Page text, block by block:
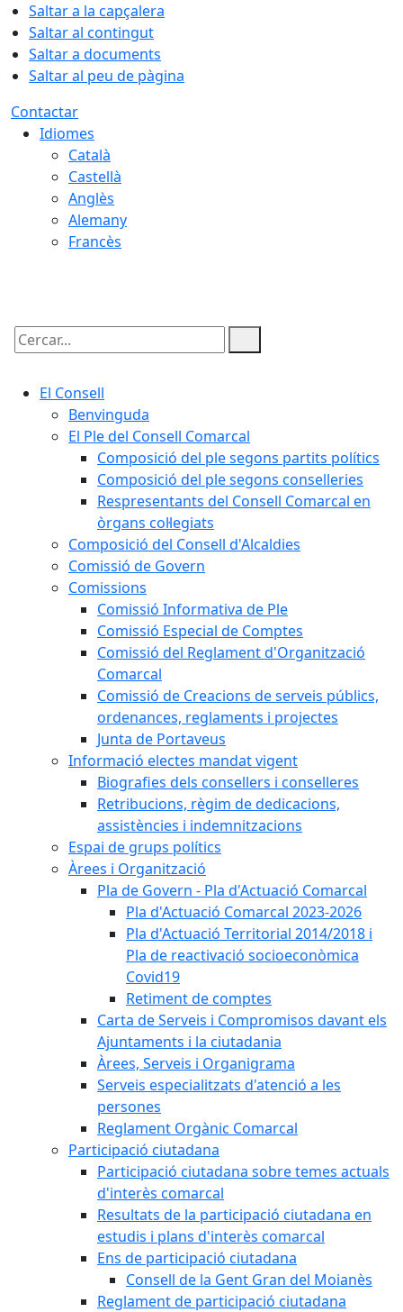
Saltar a la capçalera
Saltar al contingut
Saltar a documents
Saltar al peu de pàgina
Contactar
Idiomes
Català
Castellà
Anglès
Alemany
Francès
Cercar:
El Consell
Benvinguda
El Ple del Consell Comarcal
Composició del ple segons partits polítics
Composició del ple segons conselleries
Respresentants del Consell Comarcal en
òrgans col·legiats
Composició del Consell d'Alcaldies
Comissió de Govern
Comissions
Comissió Informativa de Ple
Comissió Especial de Comptes
Comissió del Reglament d'Organització
Comarcal
Comissió de Creacions de serveis públics,
ordenances, reglaments i projectes
Junta de Portaveus
Informació electes mandat vigent
Biografies dels consellers i conselleres
Retribucions, règim de dedicacions,
assistències i indemnitzacions
Espai de grups polítics
Àrees i Organització
Pla de Govern - Pla d'Actuació Comarcal
Pla d'Actuació Comarcal 2023-2026
Pla d'Actuació Territorial 2014/2018 i
Pla de reactivació socioeconòmica
Covid19
Retiment de comptes
Carta de Serveis i Compromisos davant els
Ajuntaments i la ciutadania
Àrees, Serveis i Organigrama
Serveis especialitzats d'atenció a les
persones
Reglament Orgànic Comarcal
Participació ciutadana
Participació ciutadana sobre temes actuals
d'interès comarcal
Resultats de la participació ciutadana en
estudis i plans d'interès comarcal
Ens de participació ciutadana
Consell de la Gent Gran del Moianès
Reglament de participació ciutadana